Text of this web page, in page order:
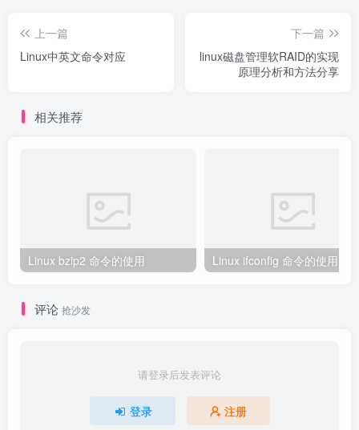
上一篇
Linux中英文命令对应
下一篇
linux磁盘管理软RAID的实现
原理分析和方法分享
相关推荐
Linux bzip2 命令的使用 Linux ifconfig 命令的使用
评论 抢沙发
请登录后发表评论
登录 注册